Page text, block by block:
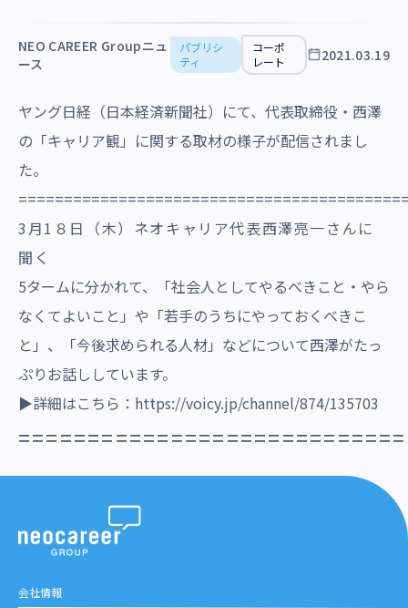
NEO CAREER Groupニュ
ース
パブリシ
ティ
コーポ
レート
2021.03.19
ヤング日経（日本経済新聞社）にて、代表取締役・西澤
の「キャリア観」に関する取材の様子が配信されまし
た。
3月1８日（木）ネオキャリア代表西澤亮一さんに
聞く
5タームに分かれて、「社会人としてやるべきこと・やら
なくてよいこと」や「若手のうちにやっておくべきこ
と」、「今後求められる人材」などについて西澤がたっ
ぷりお話ししています。
▶詳細はこちら： https://voicy.jp/channel/874/135703
会社情報